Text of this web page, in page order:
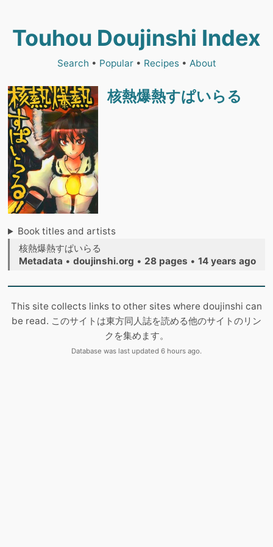
Touhou Doujinshi Index
Search • Popular• Recipes• About
核熱爆熱すぱいらる
Book titles and artists
核熱爆熱すぱいらる
Metadata • doujinshi.org • 28 pages • 14 years ago
This site collects links to other sites where doujinshi can
be read. このサイトは東方同人誌を読める他のサイトのリン
クを集めます。
Database was last updated 6 hours ago.